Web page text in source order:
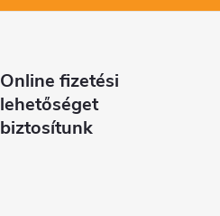
Online fizetési
lehetőséget
biztosítunk